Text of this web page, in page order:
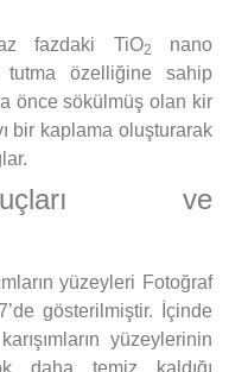
fazdaki TiO2 nano
özelliğine sahip
önce sökülmüş olan kir
bir kaplama oluşturarak
ve
yüzeyleri Fotoğraf
gösterilmiştir. İçinde
yüzeylerinin